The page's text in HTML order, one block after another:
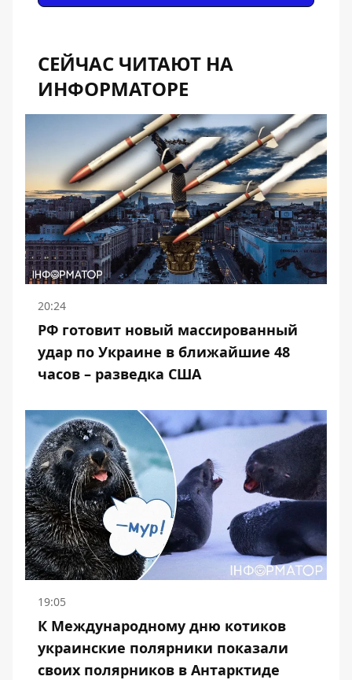
СЕЙЧАС ЧИТАЮТ НА
ИНФОРМАТОРЕ
20:24
РФ готовит новый массированный
удар по Украине в ближайшие 48
часов – разведка США
19:05
К Международному дню котиков
украинские полярники показали
своих полярников в Антарктиде